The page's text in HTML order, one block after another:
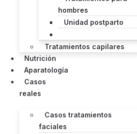
hombres
Unidad postparto
Tratamientos capilares
Nutrición
Aparatología
Casos
reales
Casos tratamientos
faciales